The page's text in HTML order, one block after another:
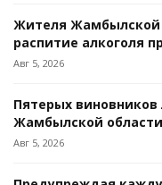
Жителя Жамбылской
распитие алкоголя
Авг 5, 2026
Пятерых
Жамбылской области
Авг 5, 2026